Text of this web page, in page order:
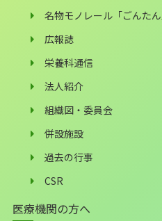
名物モノレール「ごんたん
広報誌
栄養科通信
法人紹介
組織図・委員会
併設施設
過去の行事
CSR
医療機関の方へ